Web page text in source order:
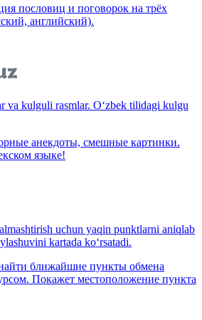
пословиц и поговорок на трёх
английский).
va kulguli rasmlar. O‘zbek tilidagi kulgu
анекдоты, смешные картинки.
языке!
uchun yaqin punktlarni aniqlab
kartada ko‘rsatadi.
ближайшие пункты обмена
Покажет местоположение пункта